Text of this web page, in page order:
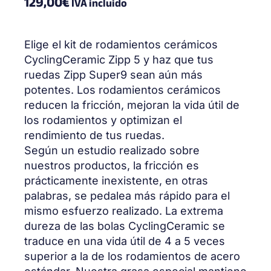
Elige el kit de rodamientos cerámicos
CyclingCeramic Zipp 5 y haz que tus
ruedas Zipp Super9 sean aún más
potentes. Los rodamientos cerámicos
reducen la fricción, mejoran la vida útil de
los rodamientos y optimizan el
rendimiento de tus ruedas.
Según un estudio realizado sobre
nuestros productos, la fricción es
prácticamente inexistente, en otras
palabras, se pedalea más rápido para el
mismo esfuerzo realizado. La extrema
dureza de las bolas CyclingCeramic se
traduce en una vida útil de 4 a 5 veces
superior a la de los rodamientos de acero